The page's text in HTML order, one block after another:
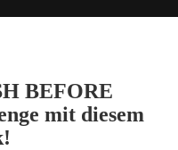
BEFORE
mit diesem